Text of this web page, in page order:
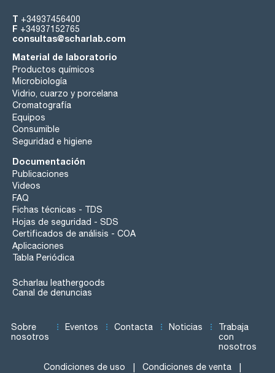
T +34937456400
F +34937152765
consultas@scharlab.com
Material de laboratorio
Productos químicos
Microbiología
Vidrio, cuarzo y porcelana
Cromatografía
Equipos
Consumible
Seguridad e higiene
Documentación
Publicaciones
Videos
FAQ
Fichas técnicas - TDS
Hojas de seguridad - SDS
Certificados de análisis - COA
Aplicaciones
Tabla Periódica
Scharlau leathergoods
Canal de denuncias
Sobre
nosotros
Eventos Contacta Noticias
Trabaja
con
nosotros
Condiciones de uso Condiciones de venta